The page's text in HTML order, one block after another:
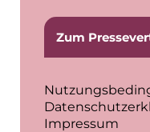
Zum
Impressum